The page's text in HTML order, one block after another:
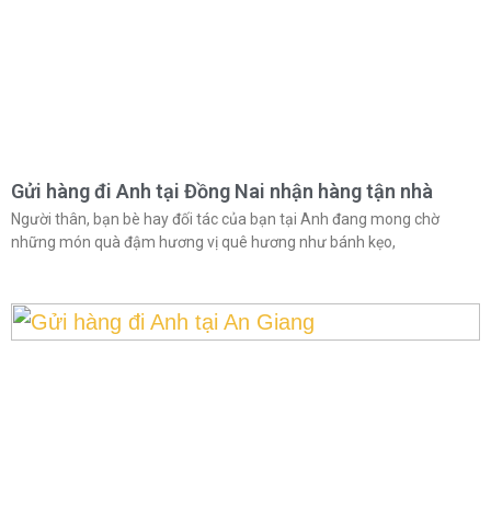
Gửi hàng đi Anh tại Đồng Nai nhận hàng tận nhà
Người thân, bạn bè hay đối tác của bạn tại Anh đang mong chờ
những món quà đậm hương vị quê hương như bánh kẹo,